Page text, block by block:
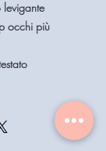
levigante
occhi più